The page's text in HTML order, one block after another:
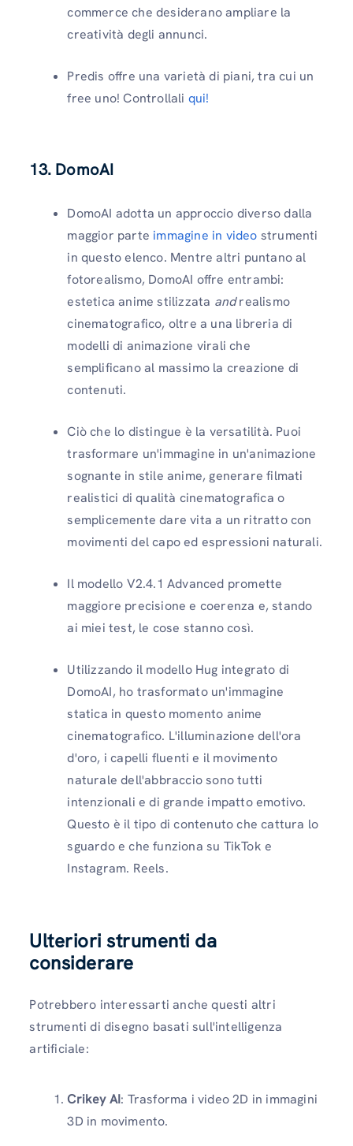
commerce che desiderano ampliare la
creatività degli annunci.
Predis offre una varietà di piani, tra cui un
free uno! Controllali qui!
13. DomoAI
DomoAI adotta un approccio diverso dalla
maggior parte immagine in video strumenti
in questo elenco. Mentre altri puntano al
fotorealismo, DomoAI offre entrambi:
estetica anime stilizzata andrealismo
cinematografico, oltre a una libreria di
modelli di animazione virali che
semplificano al massimo la creazione di
contenuti.
Ciò che lo distingue è la versatilità. Puoi
trasformare un'immagine in un'animazione
sognante in stile anime, generare filmati
realistici di qualità cinematografica o
semplicemente dare vita a un ritratto con
movimenti del capo ed espressioni naturali.
Il modello V2.4.1 Advanced promette
maggiore precisione e coerenza e, stando
ai miei test, le cose stanno così.
Utilizzando il modello Hug integrato di
DomoAI, ho trasformato un'immagine
statica in questo momento anime
cinematografico. L'illuminazione dell'ora
d'oro, i capelli fluenti e il movimento
naturale dell'abbraccio sono tutti
intenzionali e di grande impatto emotivo.
Questo è il tipo di contenuto che cattura lo
sguardo e che funziona su TikTok e
Instagram. Reels.
Ulteriori strumenti da
considerare
Potrebbero interessarti anche questi altri
strumenti di disegno basati sull'intelligenza
artificiale:
Crikey AI: Trasforma i video 2D in immagini
3D in movimento.